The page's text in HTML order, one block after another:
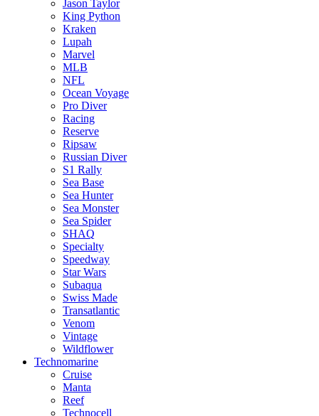
Jason Taylor
King Python
Kraken
Lupah
Marvel
MLB
NFL
Ocean Voyage
Pro Diver
Racing
Reserve
Ripsaw
Russian Diver
S1 Rally
Sea Base
Sea Hunter
Sea Monster
Sea Spider
SHAQ
Specialty
Speedway
Star Wars
Subaqua
Swiss Made
Transatlantic
Venom
Vintage
Wildflower
Technomarine
Cruise
Manta
Reef
Technocell